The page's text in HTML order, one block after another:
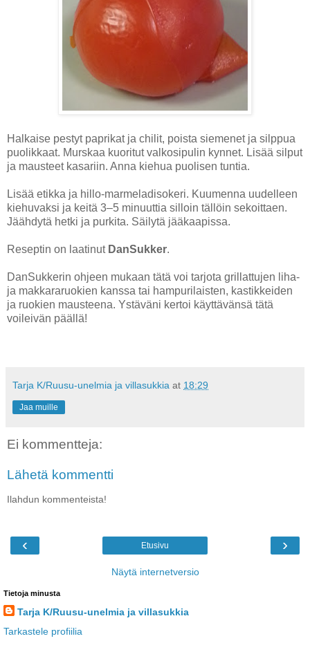
Halkaise pestyt paprikat ja chilit, poista siemenet ja silppua
puolikkaat. Murskaa kuoritut valkosipulin kynnet. Lisää silput
ja mausteet kasariin. Anna kiehua puolisen tuntia.
Lisää etikka ja hillo-marmeladisokeri. Kuumenna uudelleen
kiehuvaksi ja keitä 3–5 minuuttia silloin tällöin sekoittaen.
Jäähdytä hetki ja purkita. Säilytä jääkaapissa.
Reseptin on laatinut DanSukker.
DanSukkerin ohjeen mukaan tätä voi tarjota grillattujen liha-
ja makkararuokien kanssa tai hampurilaisten, kastikkeiden
ja ruokien mausteena. Ystäväni kertoi käyttävänsä tätä
voileivän päällä!
Tarja K/Ruusu-unelmia ja villasukkia at 18:29
Jaa muille
Ei kommentteja:
Lähetä kommentti
Ilahdun kommenteista!
‹ ›
Etusivu
Näytä internetversio
Tietoja minusta
Tarja K/Ruusu-unelmia ja villasukkia
Tarkastele profiilia